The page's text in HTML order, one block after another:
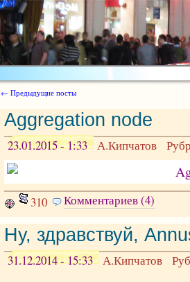
← Предыдущие посты
Aggregation node
23.01.2015 - 1:33 А.Кипчатов
310 Комментариев (4)
Ну, здравствуй,
31.12.2014 - 15:33 А.Кипчатов